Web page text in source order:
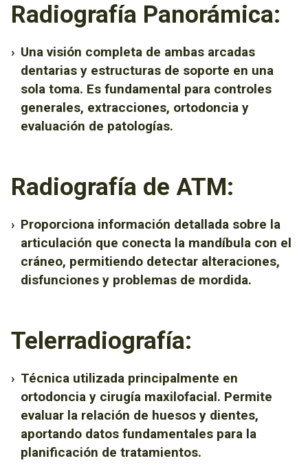
Radiografía Panorámica:
› Una visión completa de ambas arcadas
dentarias y estructuras de soporte en una
sola toma. Es fundamental para controles
generales, extracciones, ortodoncia y
evaluación de patologías.
Radiografía de ATM:
› Proporciona información detallada sobre la
articulación que conecta la mandíbula con el
cráneo, permitiendo detectar alteraciones,
disfunciones y problemas de mordida.
Telerradiografía:
› Técnica utilizada principalmente en
ortodoncia y cirugía maxilofacial. Permite
evaluar la relación de huesos y dientes,
aportando datos fundamentales para la
planificación de tratamientos.